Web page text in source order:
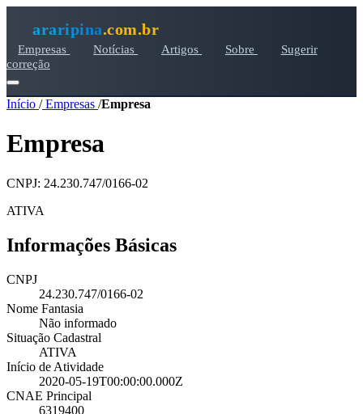
araripina.com.br
Empresas Notícias Artigos Sobre
Sugerir
correção
Início /Empresas /Empresa
Empresa
CNPJ: 24.230.747/0166-02
ATIVA
Informações Básicas
CNPJ
24.230.747/0166-02
Nome Fantasia
Não informado
Situação Cadastral
ATIVA
Início de Atividade
2020-05-19T00:00:00.000Z
CNAE Principal
6319400